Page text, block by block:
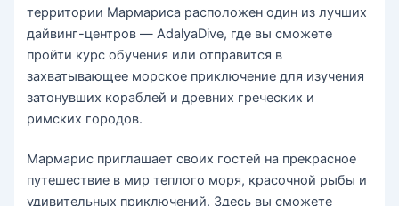
территории Мармариса расположен один из лучших
дайвинг-центров — AdalyaDive, где вы сможете
пройти курс обучения или отправится в
захватывающее морское приключение для изучения
затонувших кораблей и древних греческих и
римских городов.
Мармарис приглашает своих гостей на прекрасное
путешествие в мир теплого моря, красочной рыбы и
удивительных приключений. Здесь вы сможете